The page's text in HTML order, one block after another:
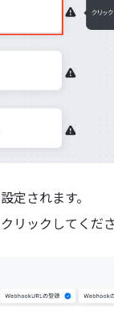
定されます。
リックしてくださ